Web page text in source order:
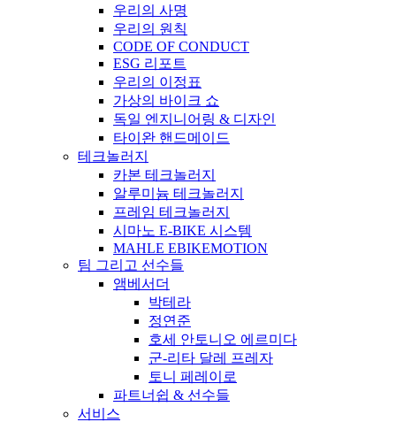
우리의 사명
우리의 원칙
CODE OF CONDUCT
ESG 리포트
우리의 이정표
가상의 바이크 쇼
독일 엔지니어링 & 디자인
타이완 핸드메이드
테크놀러지
카본 테크놀러지
알루미늄 테크놀러지
프레임 테크놀러지
시마노 E-BIKE 시스템
MAHLE EBIKEMOTION
팀 그리고 선수들
앰베서더
박테라
정연준
호세 안토니오 에르미다
군-리타 달레 프레자
토니 페레이로
파트너쉽 & 선수들
서비스